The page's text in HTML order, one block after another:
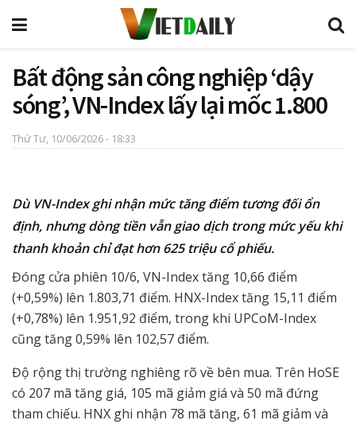
Bất động sản công nghiệp ‘dậy
sóng’, VN-Index lấy lại mốc 1.800
Thứ Tư, 10/06/2026 - 18:33
Dù VN-Index ghi nhận mức tăng điểm tương đối ổn
định, nhưng dòng tiền vẫn giao dịch trong mức yếu khi
thanh khoản chỉ đạt hơn 625 triệu cổ phiếu.
Đóng cửa phiên 10/6, VN-Index tăng 10,66 điểm
(+0,59%) lên 1.803,71 điểm. HNX-Index tăng 15,11 điểm
(+0,78%) lên 1.951,92 điểm, trong khi UPCoM-Index
cũng tăng 0,59% lên 102,57 điểm.
Độ rộng thị trường nghiêng rõ về bên mua. Trên HoSE
có 207 mã tăng giá, 105 mã giảm giá và 50 mã đứng
tham chiếu. HNX ghi nhận 78 mã tăng, 61 mã giảm và